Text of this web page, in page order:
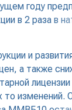
году
в 2 раза в
и
а также
лицензии
то